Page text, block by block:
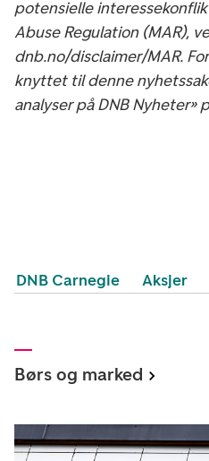
potensielle
Abuse Regulation (MAR),
dnb.no/disclaimer/MAR.
knyttet til denne
analyser på DNB Nyheter»
DNB Carnegie Aksjer
Børs og marked